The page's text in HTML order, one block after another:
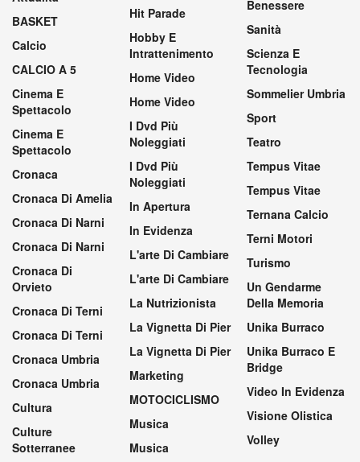
BASKET
Calcio
CALCIO A 5
Cinema E
Spettacolo
Cinema E
Spettacolo
Cronaca
Cronaca Di Amelia
Cronaca Di Narni
Cronaca Di Narni
Cronaca Di
Orvieto
Cronaca Di Terni
Cronaca Di Terni
Cronaca Umbria
Cronaca Umbria
Cultura
Culture
Sotterranee
Hit Parade
Hobby E
Intrattenimento
Home Video
Home Video
I Dvd Più
Noleggiati
I Dvd Più
Noleggiati
In Apertura
In Evidenza
L'arte Di Cambiare
L'arte Di Cambiare
La Nutrizionista
La Vignetta Di Pier
La Vignetta Di Pier
Marketing
MOTOCICLISMO
Musica
Musica
Benessere
Sanità
Scienza E
Tecnologia
Sommelier Umbria
Sport
Teatro
Tempus Vitae
Tempus Vitae
Ternana Calcio
Terni Motori
Turismo
Un Gendarme
Della Memoria
Unika Burraco
Unika Burraco E
Bridge
Video In Evidenza
Visione Olistica
Volley